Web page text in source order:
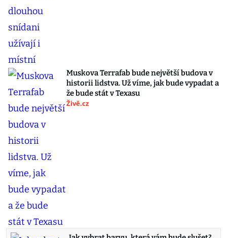
Muskova Terrafab bude největší budova v
historii lidstva. Už víme, jak bude vypadat a
že bude stát v Texasu
Živě.cz